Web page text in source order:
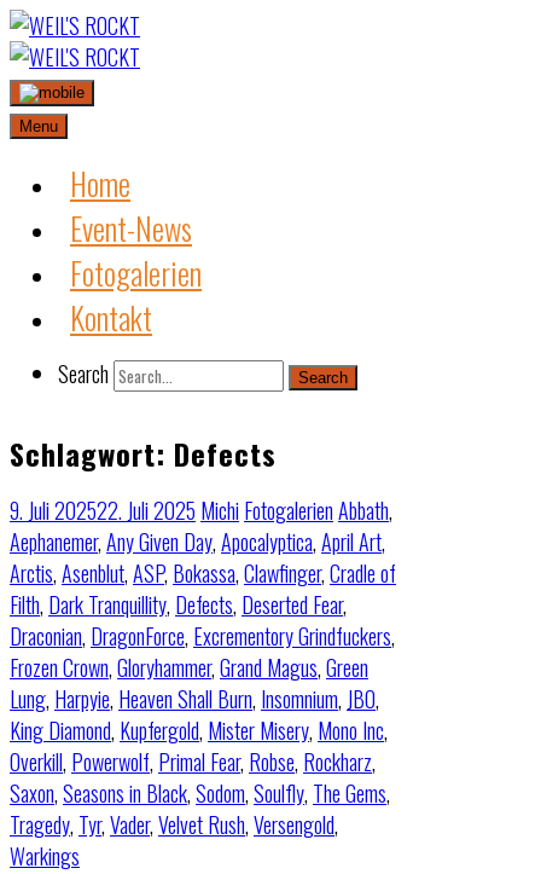
Skip
to
content
Menu
Home
Event-News
Fotogalerien
Kontakt
Search Search
Schlagwort: Defects
9. Juli 202522. Juli 2025 Michi FotogalerienAbbath,
Aephanemer,Any Given Day,Apocalyptica,April Art,
Arctis,Asenblut,ASP, Bokassa,Clawfinger,Cradle of
Filth, Dark Tranquillity, Defects, Deserted Fear,
Draconian, DragonForce, Excrementory Grindfuckers,
Frozen Crown,Gloryhammer,Grand Magus,Green
Lung, Harpyie, Heaven Shall Burn, Insomnium, JBO,
King Diamond, Kupfergold, Mister Misery, Mono Inc,
Overkill, Powerwolf, Primal Fear, Robse, Rockharz,
Saxon,Seasons in Black,Sodom,Soulfly, The Gems,
Tragedy, Tyr,Vader,Velvet Rush,Versengold,
Warkings